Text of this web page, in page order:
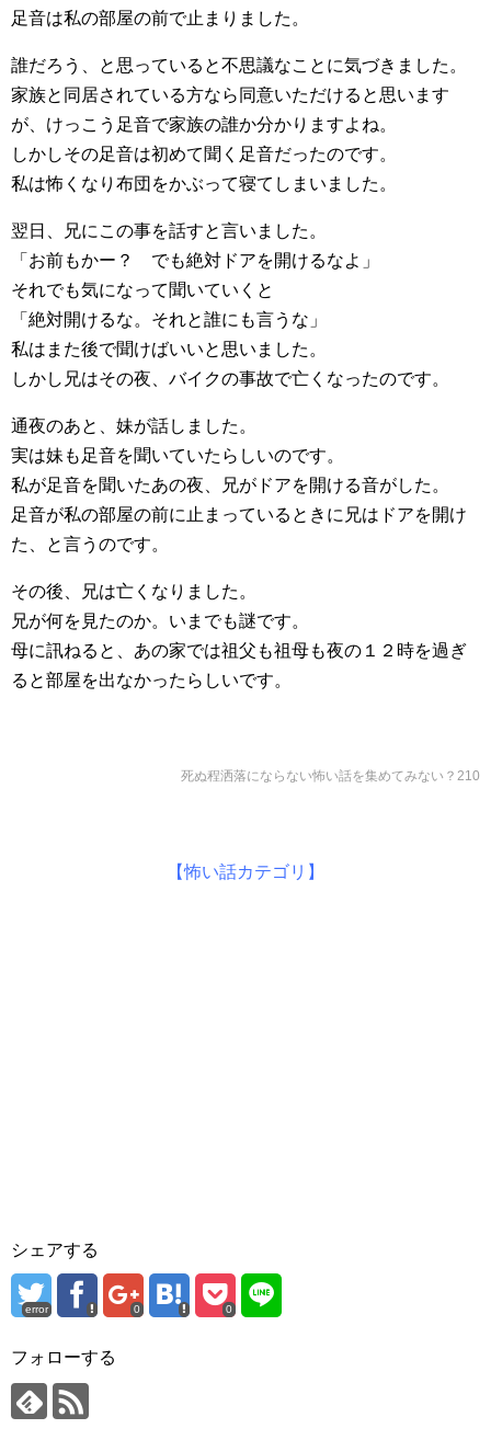
足音は私の部屋の前で止まりました。
誰だろう、と思っていると不思議なことに気づきました。
家族と同居されている方なら同意いただけると思います
が、けっこう足音で家族の誰か分かりますよね。
しかしその足音は初めて聞く足音だったのです。
私は怖くなり布団をかぶって寝てしまいました。
翌日、兄にこの事を話すと言いました。
「お前もかー？ でも絶対ドアを開けるなよ」
それでも気になって聞いていくと
「絶対開けるな。それと誰にも言うな」
私はまた後で聞けばいいと思いました。
しかし兄はその夜、バイクの事故で亡くなったのです。
通夜のあと、妹が話しました。
実は妹も足音を聞いていたらしいのです。
私が足音を聞いたあの夜、兄がドアを開ける音がした。
足音が私の部屋の前に止まっているときに兄はドアを開け
た、と言うのです。
その後、兄は亡くなりました。
兄が何を見たのか。いまでも謎です。
母に訊ねると、あの家では祖父も祖母も夜の１２時を過ぎ
ると部屋を出なかったらしいです。
死ぬ程洒落にならない怖い話を集めてみない？210
【怖い話カテゴリ】
シェアする
error 0 0
フォローする